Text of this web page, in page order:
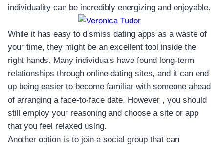
individuality can be incredibly energizing and enjoyable.
While it has easy to dismiss dating apps as a waste of
your time, they might be an excellent tool inside the
right hands. Many individuals have found long-term
relationships through online dating sites, and it can end
up being easier to become familiar with someone ahead
of arranging a face-to-face date. However , you should
still employ your reasoning and choose a site or app
that you feel relaxed using.
Another option is to join a social group that can